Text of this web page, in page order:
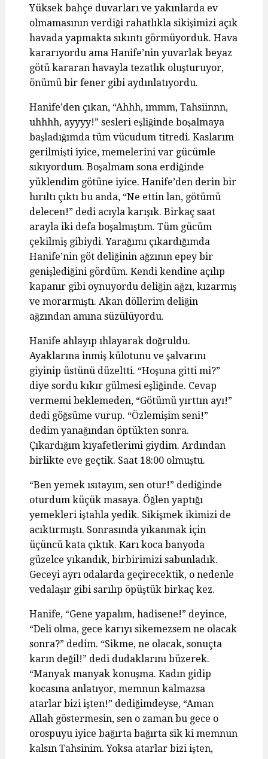
Yüksek bahçe duvarları ve yakınlarda ev
olmamasının verdiği rahatlıkla sikişimizi açık
havada yapmakta sıkıntı görmüyorduk. Hava
kararıyordu ama Hanife’nin yuvarlak beyaz
götü kararan havayla tezatlık oluşturuyor,
önümü bir fener gibi aydınlatıyordu.
Hanife’den çıkan, “Ahhh, ımmm, Tahsiinnn,
uhhhh, ayyyy!” sesleri eşliğinde boşalmaya
başladığımda tüm vücudum titredi. Kaslarım
gerilmişti iyice, memelerini var gücümle
sıkıyordum. Boşalmam sona erdiğinde
yüklendim götüne iyice. Hanife’den derin bir
hırıltı çıktı bu anda, “Ne ettin lan, götümü
delecen!” dedi acıyla karışık. Birkaç saat
arayla iki defa boşalmıştım. Tüm gücüm
çekilmiş gibiydi. Yarağımı çıkardığımda
Hanife’nin göt deliğinin ağzının epey bir
genişlediğini gördüm. Kendi kendine açılıp
kapanır gibi oynuyordu deliğin ağzı, kızarmış
ve morarmıştı. Akan döllerim deliğin
ağzından amına süzülüyordu.
Hanife ahlayıp ıhlayarak doğruldu.
Ayaklarına inmiş külotunu ve şalvarını
giyinip üstünü düzeltti. “Hoşuna gitti mi?”
diye sordu kıkır gülmesi eşliğinde. Cevap
vermemi beklemeden, “Götümü yırttın ayı!”
dedi göğsüme vurup. “Özlemişim seni!”
dedim yanağından öptükten sonra.
Çıkardığım kıyafetlerimi giydim. Ardından
birlikte eve geçtik. Saat 18:00 olmuştu.
“Ben yemek ısıtayım, sen otur!” dediğinde
oturdum küçük masaya. Öğlen yaptığı
yemekleri iştahla yedik. Sikişmek ikimizi de
acıktırmıştı. Sonrasında yıkanmak için
üçüncü kata çıktık. Karı koca banyoda
güzelce yıkandık, birbirimizi sabunladık.
Geceyi ayrı odalarda geçirecektik, o nedenle
vedalaşır gibi sarılıp öpüştük birkaç kez.
Hanife, “Gene yapalım, hadisene!” deyince,
“Deli olma, gece karıyı sikemezsem ne olacak
sonra?” dedim. “Sikme, ne olacak, sonuçta
karın değil!” dedi dudaklarını büzerek.
“Manyak manyak konuşma. Kadın gidip
kocasına anlatıyor, memnun kalmazsa
atarlar bizi işten!” dediğimdeyse, “Aman
Allah göstermesin, sen o zaman bu gece o
orospuyu iyice bağırta bağırta sik ki memnun
kalsın Tahsinim. Yoksa atarlar bizi işten,